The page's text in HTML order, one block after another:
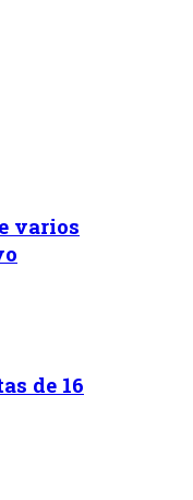
varios
de 16